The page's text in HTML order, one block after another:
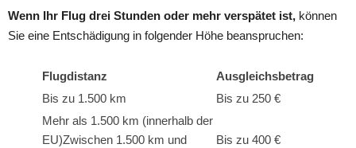
Wenn Ihr Flug drei Stunden oder mehr verspätet ist, können
Sie eine Entschädigung in folgender Höhe beanspruchen:
Flugdistanz
Ausgleichsbetrag
Bis zu 1.500 km
Bis zu 250 €
Mehr als 1.500 km (innerhalb der
EU)Zwischen 1.500 km und
Bis zu 400 €